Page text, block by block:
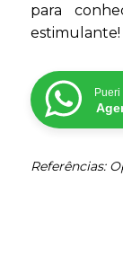
para
estimulante!
Pueri
Referências: